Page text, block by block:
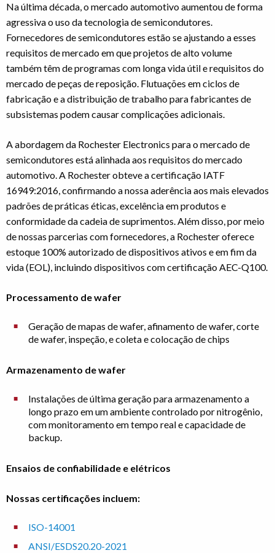
Na última década, o mercado automotivo aumentou de forma
agressiva o uso da tecnologia de semicondutores.
Fornecedores de semicondutores estão se ajustando a esses
requisitos de mercado em que projetos de alto volume
também têm de programas com longa vida útil e requisitos do
mercado de peças de reposição. Flutuações em ciclos de
fabricação e a distribuição de trabalho para fabricantes de
subsistemas podem causar complicações adicionais.
A abordagem da Rochester Electronics para o mercado de
semicondutores está alinhada aos requisitos do mercado
automotivo. A Rochester obteve a certificação IATF
16949:2016, confirmando a nossa aderência aos mais elevados
padrões de práticas éticas, excelência em produtos e
conformidade da cadeia de suprimentos. Além disso, por meio
de nossas parcerias com fornecedores, a Rochester oferece
estoque 100% autorizado de dispositivos ativos e em fim da
vida (EOL), incluindo dispositivos com certificação AEC-Q100.
Processamento de wafer
Geração de mapas de wafer, afinamento de wafer, corte
de wafer, inspeção, e coleta e colocação de chips
Armazenamento de wafer
Instalações de última geração para armazenamento a
longo prazo em um ambiente controlado por nitrogênio,
com monitoramento em tempo real e capacidade de
backup.
Ensaios de confiabilidade e elétricos
Nossas certificações incluem:
ISO-14001
ANSI/ESDS20.20-2021